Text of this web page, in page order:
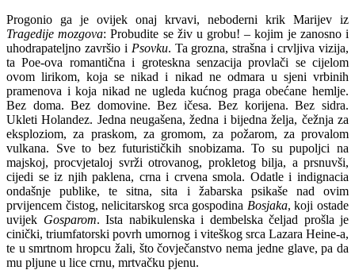
Progonio ga je ovijek onaj krvavi, neboderni krik Marijev iz
Tragedije mozgova: Probudite se živ u grobu! – kojim je zanosno i
uhodrapateljno završio i Psovku. Ta grozna, strašna i crvljiva vizija,
ta Poe-ova romantična i groteskna senzacija provlači se cijelom
ovom lirikom, koja se nikad i nikad ne odmara u sjeni vrbinih
pramenova i koja nikad ne ugleda kućnog praga obećane hemlje.
Bez doma. Bez domovine. Bez ičesa. Bez korijena. Bez sidra.
Ukleti Holandez. Jedna neugašena, žedna i bijedna želja, čežnja za
eksploziom, za praskom, za gromom, za požarom, za provalom
vulkana. Sve to bez futurističkih snobizama. To su pupoljci na
majskoj, procvjetaloj svrži otrovanog, prokletog bilja, a prsnuvši,
cijedi se iz njih paklena, crna i crvena smola. Odatle i indignacia
ondašnje publike, te sitna, sita i žabarska psikaše nad ovim
prvijencem čistog, nelicitarskog srca gospodina Bosjaka, koji ostade
uvijek Gosparom. Ista nabikulenska i dembelska čeljad prošla je
cinički, triumfatorski povrh umornog i viteškog srca Lazara Heine-a,
te u smrtnom hropcu žali, što čovječanstvo nema jedne glave, pa da
mu pljune u lice crnu, mrtvačku pjenu.